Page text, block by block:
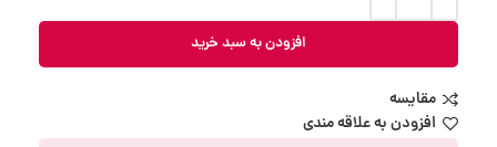
افزودن به سبد خرید
مقایسه
افزودن به علاقه مندی